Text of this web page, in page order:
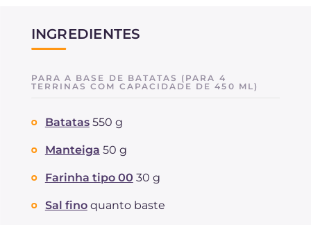
INGREDIENTES
PARA A BASE DE BATATAS (PARA 4
TERRINAS COM CAPACIDADE DE 450 ML)
Batatas 550 g
Manteiga 50 g
Farinha tipo 00 30 g
Sal fino quanto baste